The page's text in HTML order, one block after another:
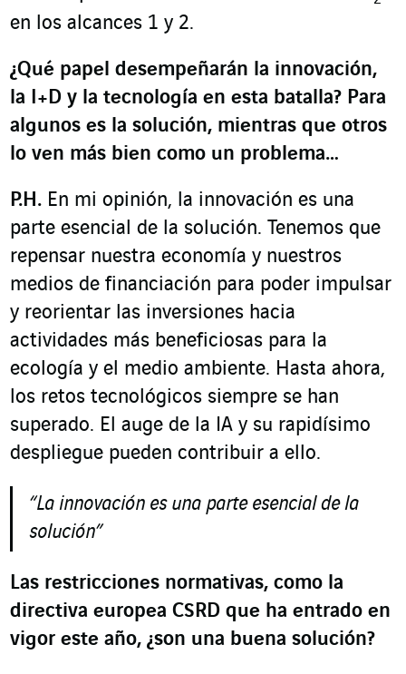
en los alcances 1 y 2.
¿Qué papel desempeñarán la innovación,
la I+D y la tecnología en esta batalla? Para
algunos es la solución, mientras que otros
lo ven más bien como un problema…
P.H. En mi opinión, la innovación es una
parte esencial de la solución. Tenemos que
repensar nuestra economía y nuestros
medios de financiación para poder impulsar
y reorientar las inversiones hacia
actividades más beneficiosas para la
ecología y el medio ambiente. Hasta ahora,
los retos tecnológicos siempre se han
superado. El auge de la IA y su rapidísimo
despliegue pueden contribuir a ello.
“La innovación es una parte esencial de la
solución”
Las restricciones normativas, como la
directiva europea CSRD que ha entrado en
vigor este año, ¿son una buena solución?